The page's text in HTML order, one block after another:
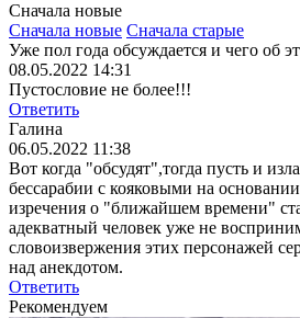
Сначала новые
Сначала новые Сначала старые
Уже пол года обсуждается и чего об
08.05.2022 14:31
Пустословие не более!!!
Ответить
Галина
06.05.2022 11:38
Вот когда "обсудят",тогда пусть и
бессарабии с кояковыми на
изречения о "ближайшем времени"
адекватный человек уже не
словоизвержения этих персонажей
над анекдотом.
Ответить
Рекомендуем